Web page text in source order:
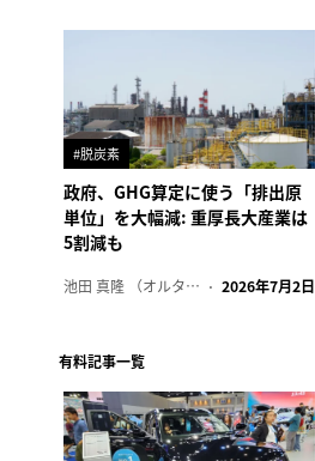
#脱炭素
政府、GHG算定に使う「排出原
単位」を大幅減: 重厚長大産業は
5割減も
池田 真隆 （オルタナ輪番編集長） 2026年7月2日
有料記事一覧